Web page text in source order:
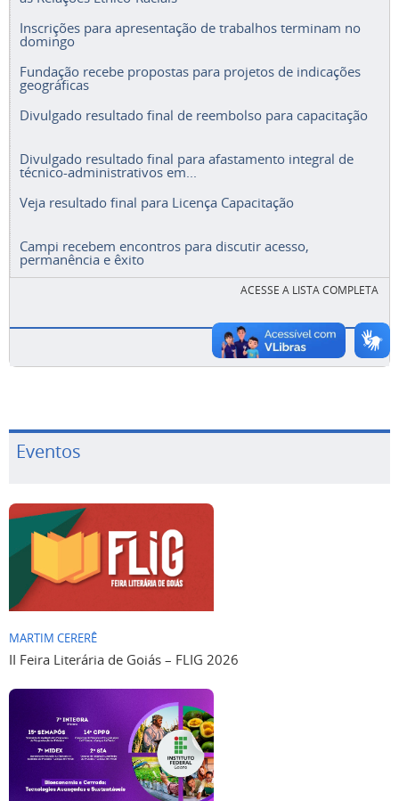
Inscrições para apresentação de trabalhos terminam no
domingo
Fundação recebe propostas para projetos de indicações
geográficas
Divulgado resultado final de reembolso para capacitação
Divulgado resultado final para afastamento integral de
técnico-administrativos em...
Veja resultado final para Licença Capacitação
Campi recebem encontros para discutir acesso,
permanência e êxito
ACESSE A LISTA COMPLETA
Eventos
MARTIM CERERÊ
II Feira Literária de Goiás – FLIG 2026